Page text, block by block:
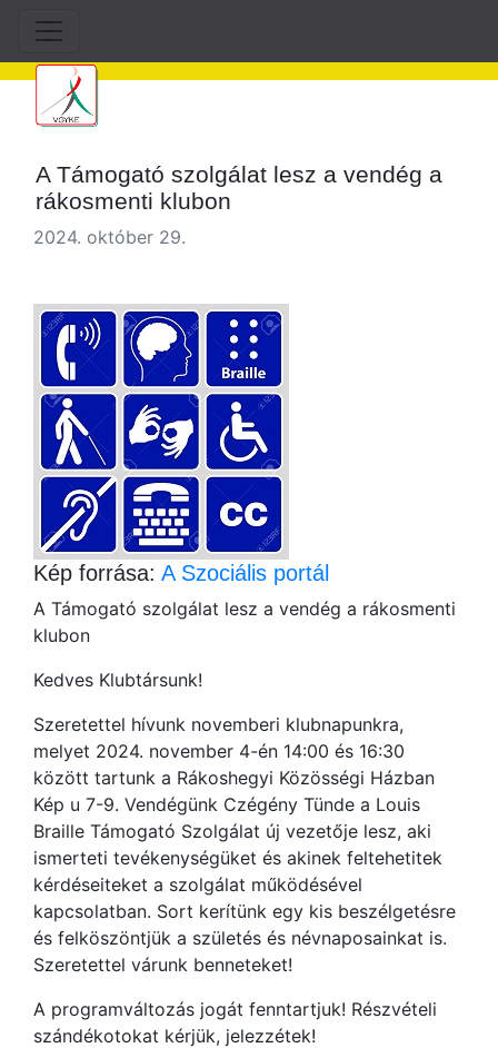
A Támogató szolgálat lesz a vendég a
rákosmenti klubon
2024. október 29.
Kép forrása: A Szociális portál
A Támogató szolgálat lesz a vendég a rákosmenti
klubon
Kedves Klubtársunk!
Szeretettel hívunk novemberi klubnapunkra,
melyet 2024. november 4-én 14:00 és 16:30
között tartunk a Rákoshegyi Közösségi Házban
Kép u 7-9. Vendégünk Czégény Tünde a Louis
Braille Támogató Szolgálat új vezetője lesz, aki
ismerteti tevékenységüket és akinek feltehetitek
kérdéseiteket a szolgálat működésével
kapcsolatban. Sort kerítünk egy kis beszélgetésre
és felköszöntjük a születés és névnaposainkat is.
Szeretettel várunk benneteket!
A programváltozás jogát fenntartjuk! Részvételi
szándékotokat kérjük, jelezzétek!